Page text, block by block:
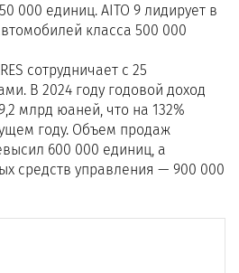
000 единиц. AITO 9 лидирует в
класса 500 000
сотрудничает с 25
В 2024 году годовой доход
млрд юаней, что на 132%
году. Объем продаж
600 000 единиц, а
средств управления — 900 000